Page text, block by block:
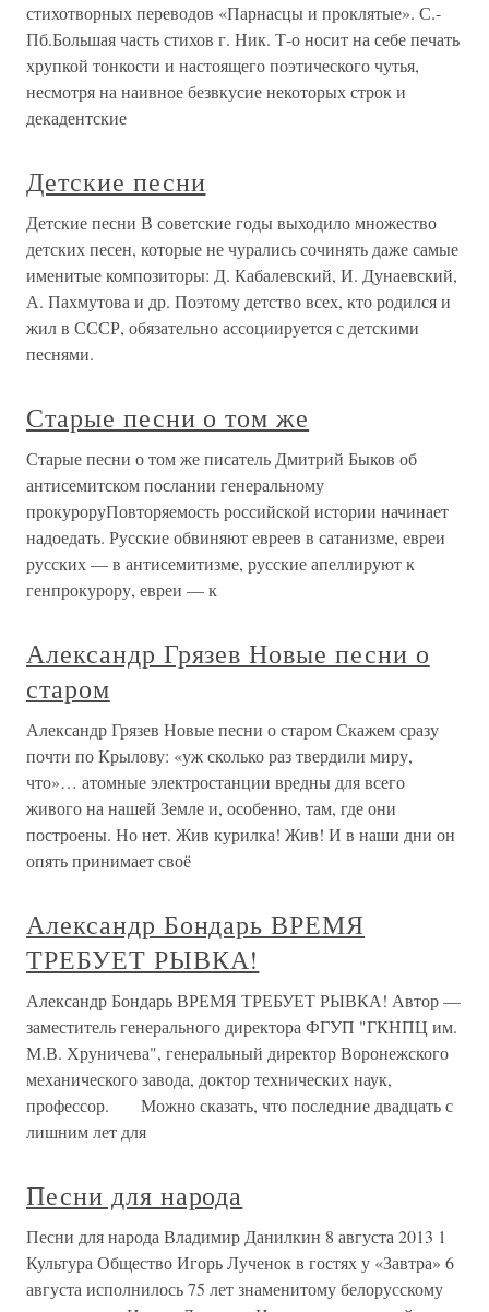
стихотворных переводов «Парнасцы и проклятые». С.-
Пб.Большая часть стихов г. Ник. Т-о носит на себе печать
хрупкой тонкости и настоящего поэтического чутья,
несмотря на наивное безвкусие некоторых строк и
декадентские
Детские песни
Детские песни В советские годы выходило множество
детских песен, которые не чурались сочинять даже самые
именитые композиторы: Д. Кабалевский, И. Дунаевский,
А. Пахмутова и др. Поэтому детство всех, кто родился и
жил в СССР, обязательно ассоциируется с детскими
песнями.
Старые песни о том же
Старые песни о том же писатель Дмитрий Быков об
антисемитском послании генеральному
прокуроруПовторяемость российской истории начинает
надоедать. Русские обвиняют евреев в сатанизме, евреи
русских — в антисемитизме, русские апеллируют к
генпрокурору, евреи — к
Александр Грязев Новые песни о
старом
Александр Грязев Новые песни о старом Скажем сразу
почти по Крылову: «уж сколько раз твердили миру,
что»… атомные электростанции вредны для всего
живого на нашей Земле и, особенно, там, где они
построены. Но нет. Жив курилка! Жив! И в наши дни он
опять принимает своё
Александр Бондарь ВРЕМЯ
ТРЕБУЕТ РЫВКА!
Александр Бондарь ВРЕМЯ ТРЕБУЕТ РЫВКА! Автор —
заместитель генерального директора ФГУП "ГКНПЦ им.
М.В. Хруничева", генеральный директор Воронежского
механического завода, доктор технических наук,
профессор. Можно сказать, что последние двадцать с
лишним лет для
Песни для народа
Песни для народа Владимир Данилкин 8 августа 2013 1
Культура Общество Игорь Лученок в гостях у «Завтра» 6
августа исполнилось 75 лет знаменитому белорусскому